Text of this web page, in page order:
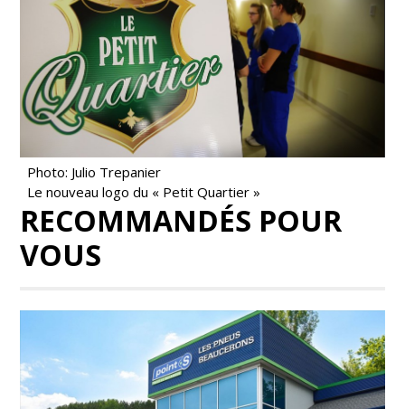
Photo: Julio Trepanier
Le nouveau logo du « Petit Quartier »
RECOMMANDÉS POUR
VOUS